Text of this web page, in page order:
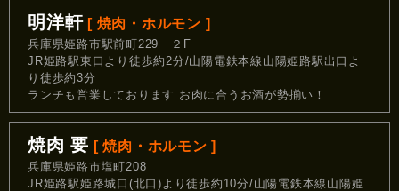
明洋軒 [ 焼肉・ホルモン ]
兵庫県姫路市駅前町229 ２F
JR姫路駅東口より徒歩約2分/山陽電鉄本線山陽姫路駅出口よ
り徒歩約3分
ランチも営業しております お肉に合うお酒が勢揃い！
焼肉 要 [ 焼肉・ホルモン ]
兵庫県姫路市塩町208
JR姫路駅姫路城口(北口)より徒歩約10分/山陽電鉄本線山陽姫